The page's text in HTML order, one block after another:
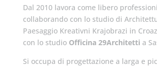
Dal 2010 lavora come libero
collaborando con lo studio di
Paesaggio Kreativni Krajobrazi in
con lo studio Officina 29Architetti a
Si occupa di progettazione a larga e